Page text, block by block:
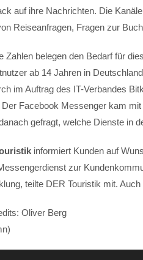
auf ihre Nachrichten. Die
Reiseanfragen, Fragen zur
Zahlen belegen den Bedarf für
ab 14 Jahren in
im Auftrag des IT-Verbandes
Der Facebook Messenger kam
gefragt, welche Dienste in
informiert Kunden auf
zur
teilte DER Touristik mit.
Oliver Berg